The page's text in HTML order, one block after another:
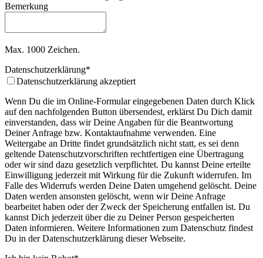
Bemerkung
Max. 1000 Zeichen.
Datenschutzerklärung*
Datenschutzerklärung akzeptiert
Wenn Du die im Online-Formular eingegebenen Daten durch Klick
auf den nachfolgenden Button übersendest, erklärst Du Dich damit
einverstanden, dass wir Deine Angaben für die Beantwortung
Deiner Anfrage bzw. Kontaktaufnahme verwenden. Eine
Weitergabe an Dritte findet grundsätzlich nicht statt, es sei denn
geltende Datenschutzvorschriften rechtfertigen eine Übertragung
oder wir sind dazu gesetzlich verpflichtet. Du kannst Deine erteilte
Einwilligung jederzeit mit Wirkung für die Zukunft widerrufen. Im
Falle des Widerrufs werden Deine Daten umgehend gelöscht. Deine
Daten werden ansonsten gelöscht, wenn wir Deine Anfrage
bearbeitet haben oder der Zweck der Speicherung entfallen ist. Du
kannst Dich jederzeit über die zu Deiner Person gespeicherten
Daten informieren. Weitere Informationen zum Datenschutz findest
Du in der Datenschutzerklärung dieser Webseite.